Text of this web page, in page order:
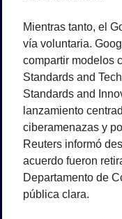
Mientras tanto, el
vía voluntaria.
compartir modelos
Standards and
Standards and
lanzamiento
ciberamenazas y
Reuters informó
acuerdo fueron
Departamento de
pública clara.